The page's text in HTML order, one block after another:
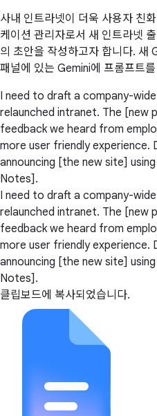
사내 인트라넷이 더욱 사용자 친
케이션 관리자로서 새 인트라넷
의 초안을 작성하고자 합니다.
패널에 있는 Gemini에 프롬프트
I need to draft a company-
relaunched intranet. The [new
feedback we heard from
more user friendly experience.
announcing [the new site]
Notes].
I need to draft a company-
relaunched intranet. The [new
feedback we heard from
more user friendly experience.
announcing [the new site]
Notes].
클립보드에 복사되었습니다.